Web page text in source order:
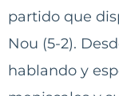
partido que
Nou (5-2).
hablando y